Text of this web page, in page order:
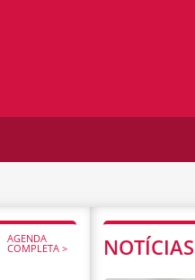
AGENDA
COMPLETA >